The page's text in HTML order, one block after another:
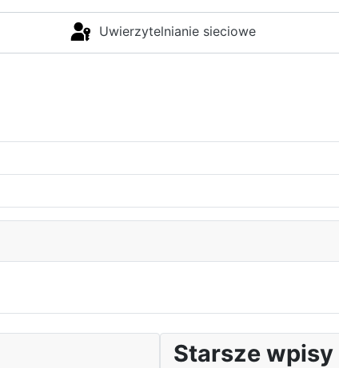
Uwierzytelnianie sieciowe
Starsze wpisy